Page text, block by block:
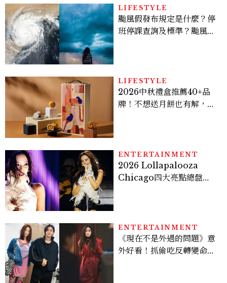
倦感，超神！
LIFESTYLE
颱風假發布規定是什麼？停
班停課查詢及標準？颱風假
LIFESTYLE
2026中秋禮盒推薦40+品
牌！不想送月餅也有解，送
ENTERTAINMENT
2026 Lollapalooza
Chicago四大亮點總盤
ENTERTAINMENT
《現在不是外遇的問題》意
外好看！抓偷吃反轉變命